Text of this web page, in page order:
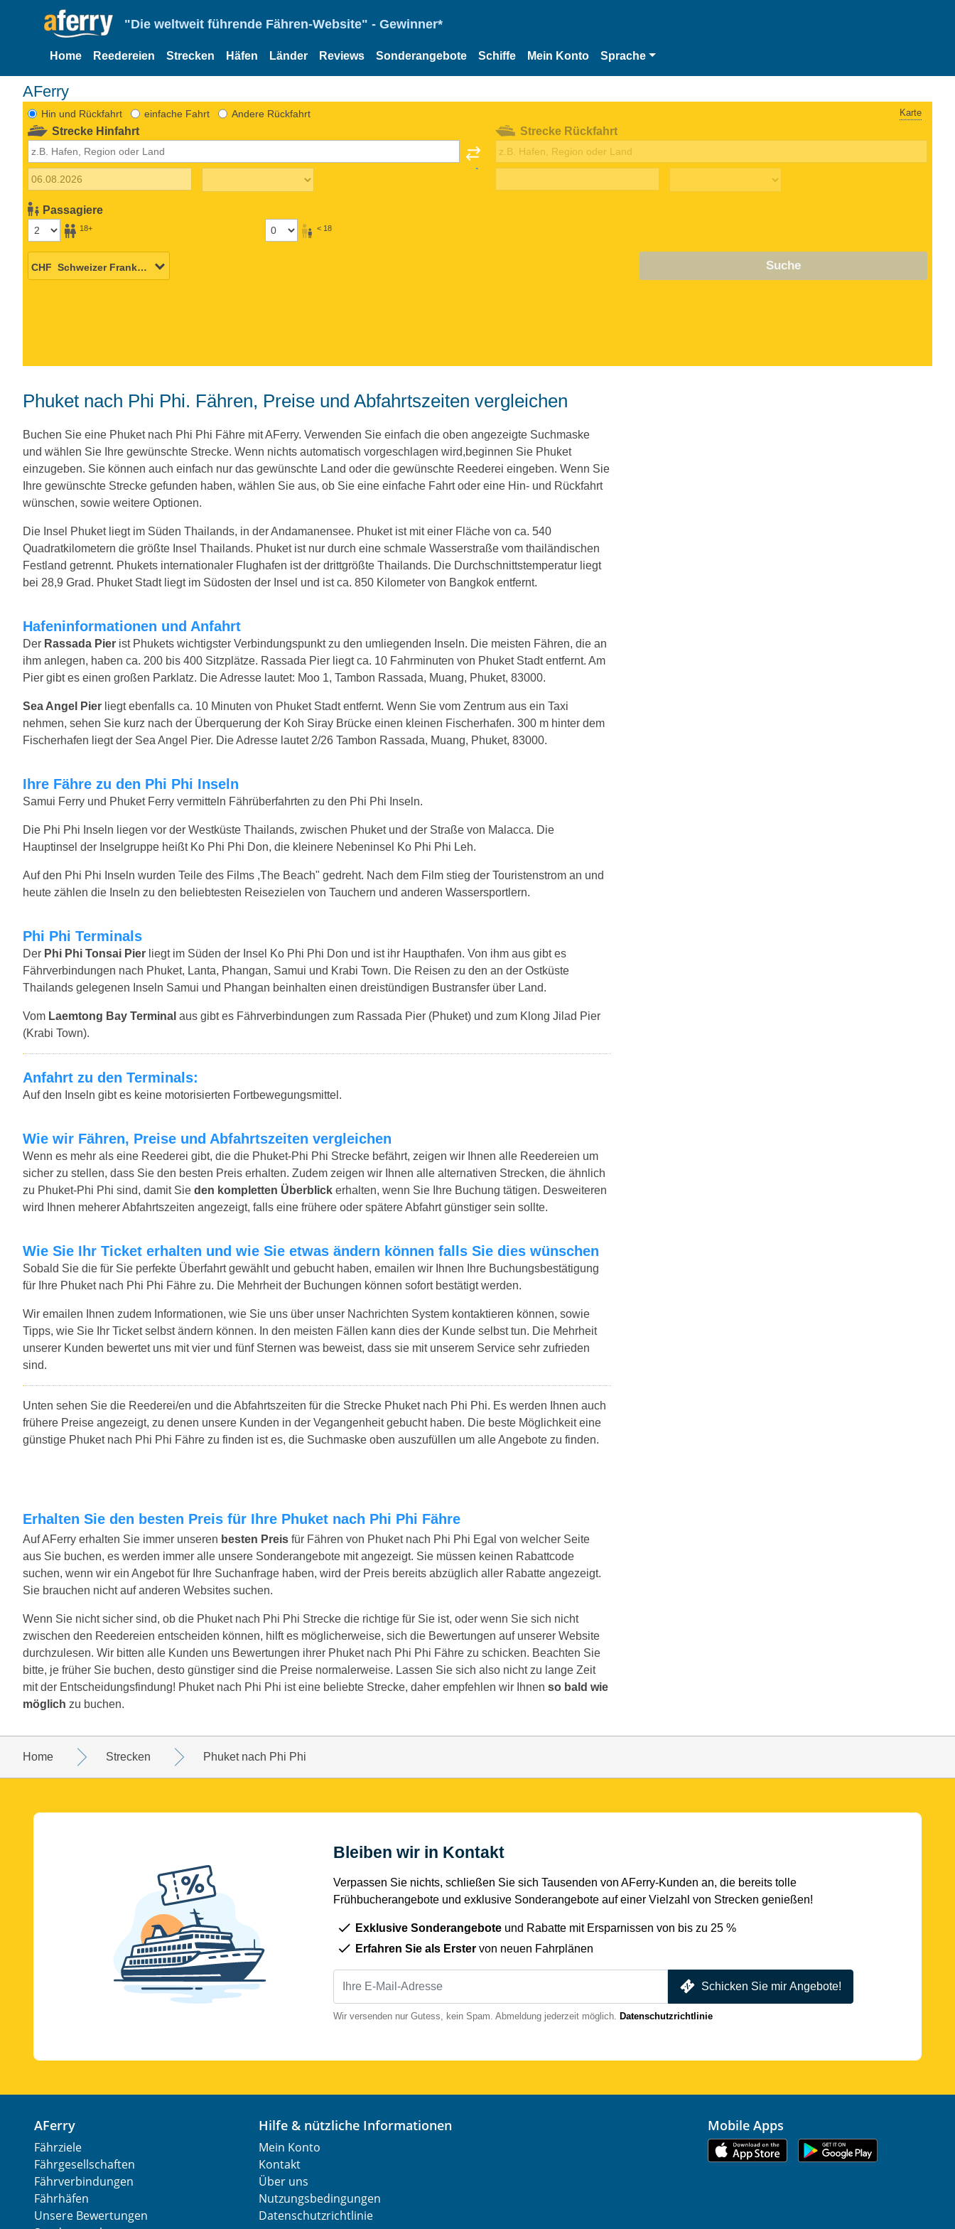
"Die weltweit führende Fähren-Website" - Gewinner*
Home Reedereien Strecken Häfen Länder Reviews Sonderangebote Schiffe Mein Konto Sprache
AFerry
Hin und Rückfahrt einfache Fahrt Andere Rückfahrt Karte
Strecke Hinfahrt
Passagiere
18+ < 18
Strecke Rückfahrt
Suche
Phuket nach Phi Phi. Fähren, Preise und Abfahrtszeiten vergleichen
Buchen Sie eine Phuket nach Phi Phi Fähre mit AFerry. Verwenden Sie einfach die oben angezeigte Suchmaske
und wählen Sie Ihre gewünschte Strecke. Wenn nichts automatisch vorgeschlagen wird,beginnen Sie Phuket
einzugeben. Sie können auch einfach nur das gewünschte Land oder die gewünschte Reederei eingeben. Wenn Sie
Ihre gewünschte Strecke gefunden haben, wählen Sie aus, ob Sie eine einfache Fahrt oder eine Hin- und Rückfahrt
wünschen, sowie weitere Optionen.
Die Insel Phuket liegt im Süden Thailands, in der Andamanensee. Phuket ist mit einer Fläche von ca. 540
Quadratkilometern die größte Insel Thailands. Phuket ist nur durch eine schmale Wasserstraße vom thailändischen
Festland getrennt. Phukets internationaler Flughafen ist der drittgrößte Thailands. Die Durchschnittstemperatur liegt
bei 28,9 Grad. Phuket Stadt liegt im Südosten der Insel und ist ca. 850 Kilometer von Bangkok entfernt.
Hafeninformationen und Anfahrt
Der Rassada Pier ist Phukets wichtigster Verbindungspunkt zu den umliegenden Inseln. Die meisten Fähren, die an
ihm anlegen, haben ca. 200 bis 400 Sitzplätze. Rassada Pier liegt ca. 10 Fahrminuten von Phuket Stadt entfernt. Am
Pier gibt es einen großen Parklatz. Die Adresse lautet: Moo 1, Tambon Rassada, Muang, Phuket, 83000.
Sea Angel Pier liegt ebenfalls ca. 10 Minuten von Phuket Stadt entfernt. Wenn Sie vom Zentrum aus ein Taxi
nehmen, sehen Sie kurz nach der Überquerung der Koh Siray Brücke einen kleinen Fischerhafen. 300 m hinter dem
Fischerhafen liegt der Sea Angel Pier. Die Adresse lautet 2/26 Tambon Rassada, Muang, Phuket, 83000.
Ihre Fähre zu den Phi Phi Inseln
Samui Ferry und Phuket Ferry vermitteln Fährüberfahrten zu den Phi Phi Inseln.
Die Phi Phi Inseln liegen vor der Westküste Thailands, zwischen Phuket und der Straße von Malacca. Die
Hauptinsel der Inselgruppe heißt Ko Phi Phi Don, die kleinere Nebeninsel Ko Phi Phi Leh.
Auf den Phi Phi Inseln wurden Teile des Films ,The Beach" gedreht. Nach dem Film stieg der Touristenstrom an und
heute zählen die Inseln zu den beliebtesten Reisezielen von Tauchern und anderen Wassersportlern.
Phi Phi Terminals
Der Phi Phi Tonsai Pier liegt im Süden der Insel Ko Phi Phi Don und ist ihr Haupthafen. Von ihm aus gibt es
Fährverbindungen nach Phuket, Lanta, Phangan, Samui und Krabi Town. Die Reisen zu den an der Ostküste
Thailands gelegenen Inseln Samui und Phangan beinhalten einen dreistündigen Bustransfer über Land.
Vom Laemtong Bay Terminal aus gibt es Fährverbindungen zum Rassada Pier (Phuket) und zum Klong Jilad Pier
(Krabi Town).
Anfahrt zu den Terminals:
Auf den Inseln gibt es keine motorisierten Fortbewegungsmittel.
Wie wir Fähren, Preise und Abfahrtszeiten vergleichen
Wenn es mehr als eine Reederei gibt, die die Phuket-Phi Phi Strecke befährt, zeigen wir Ihnen alle Reedereien um
sicher zu stellen, dass Sie den besten Preis erhalten. Zudem zeigen wir Ihnen alle alternativen Strecken, die ähnlich
zu Phuket-Phi Phi sind, damit Sie den kompletten Überblick erhalten, wenn Sie Ihre Buchung tätigen. Desweiteren
wird Ihnen meherer Abfahrtszeiten angezeigt, falls eine frühere oder spätere Abfahrt günstiger sein sollte.
Wie Sie Ihr Ticket erhalten und wie Sie etwas ändern können falls Sie dies wünschen
Sobald Sie die für Sie perfekte Überfahrt gewählt und gebucht haben, emailen wir Ihnen Ihre Buchungsbestätigung
für Ihre Phuket nach Phi Phi Fähre zu. Die Mehrheit der Buchungen können sofort bestätigt werden.
Wir emailen Ihnen zudem Informationen, wie Sie uns über unser Nachrichten System kontaktieren können, sowie
Tipps, wie Sie Ihr Ticket selbst ändern können. In den meisten Fällen kann dies der Kunde selbst tun. Die Mehrheit
unserer Kunden bewertet uns mit vier und fünf Sternen was beweist, dass sie mit unserem Service sehr zufrieden
sind.
Unten sehen Sie die Reederei/en und die Abfahrtszeiten für die Strecke Phuket nach Phi Phi. Es werden Ihnen auch
frühere Preise angezeigt, zu denen unsere Kunden in der Vegangenheit gebucht haben. Die beste Möglichkeit eine
günstige Phuket nach Phi Phi Fähre zu finden ist es, die Suchmaske oben auszufüllen um alle Angebote zu finden.
Erhalten Sie den besten Preis für Ihre Phuket nach Phi Phi Fähre
Auf AFerry erhalten Sie immer unseren besten Preis für Fähren von Phuket nach Phi Phi Egal von welcher Seite
aus Sie buchen, es werden immer alle unsere Sonderangebote mit angezeigt. Sie müssen keinen Rabattcode
suchen, wenn wir ein Angebot für Ihre Suchanfrage haben, wird der Preis bereits abzüglich aller Rabatte angezeigt.
Sie brauchen nicht auf anderen Websites suchen.
Wenn Sie nicht sicher sind, ob die Phuket nach Phi Phi Strecke die richtige für Sie ist, oder wenn Sie sich nicht
zwischen den Reedereien entscheiden können, hilft es möglicherweise, sich die Bewertungen auf unserer Website
durchzulesen. Wir bitten alle Kunden uns Bewertungen ihrer Phuket nach Phi Phi Fähre zu schicken. Beachten Sie
bitte, je früher Sie buchen, desto günstiger sind die Preise normalerweise. Lassen Sie sich also nicht zu lange Zeit
mit der Entscheidungsfindung! Phuket nach Phi Phi ist eine beliebte Strecke, daher empfehlen wir Ihnen so bald wie
möglich zu buchen.
Home Strecken Phuket nach Phi Phi
Bleiben wir in Kontakt
Verpassen Sie nichts, schließen Sie sich Tausenden von AFerry-Kunden an, die bereits tolle
Frühbucherangebote und exklusive Sonderangebote auf einer Vielzahl von Strecken genießen!
Exklusive Sonderangebote und Rabatte mit Ersparnissen von bis zu 25 %
Erfahren Sie als Erster von neuen Fahrplänen
Schicken Sie mir Angebote!
Wir versenden nur Gutess, kein Spam. Abmeldung jederzeit möglich. Datenschutzrichtlinie
AFerry
Fährziele
Fährgesellschaften
Fährverbindungen
Fährhäfen
Unsere Bewertungen
Hilfe & nützliche Informationen
Mein Konto
Kontakt
Über uns
Nutzungsbedingungen
Datenschutzrichtlinie
Mobile Apps